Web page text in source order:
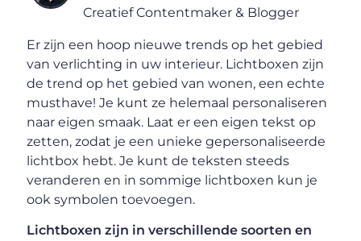
Creatief Contentmaker & Blogger
Er zijn een hoop nieuwe trends op het gebied
van verlichting in uw interieur. Lichtboxen zijn
de trend op het gebied van wonen, een echte
musthave! Je kunt ze helemaal personaliseren
naar eigen smaak. Laat er een eigen tekst op
zetten, zodat je een unieke gepersonaliseerde
lichtbox hebt. Je kunt de teksten steeds
veranderen en in sommige lichtboxen kun je
ook symbolen toevoegen.
Lichtboxen zijn in verschillende soorten en